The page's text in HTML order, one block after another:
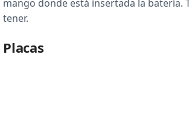
mango donde está insertada la batería.
tener.
Placas